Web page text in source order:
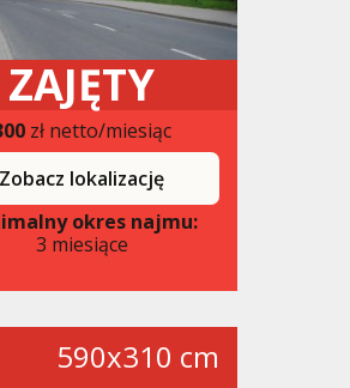
ZAJĘTY
zł netto/miesiąc
Zobacz lokalizację
okres najmu:
3 miesiące
590x310 cm